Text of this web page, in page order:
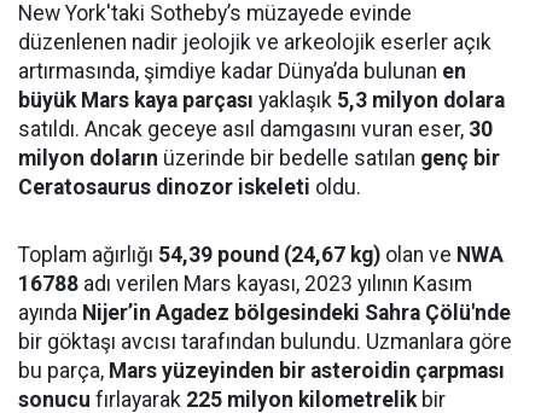
New York'taki Sotheby’s müzayede evinde
düzenlenen nadir jeolojik ve arkeolojik eserler açık
artırmasında, şimdiye kadar Dünya’da bulunan en
büyük Mars kaya parçası yaklaşık 5,3 milyon dolara
satıldı. Ancak geceye asıl damgasını vuran eser, 30
milyon doların üzerinde bir bedelle satılan genç bir
Ceratosaurus dinozor iskeleti oldu.
Toplam ağırlığı 54,39 pound (24,67 kg) olan ve NWA
16788 adı verilen Mars kayası, 2023 yılının Kasım
ayında Nijer’in Agadez bölgesindeki Sahra Çölü'nde
bir göktaşı avcısı tarafından bulundu. Uzmanlara göre
bu parça, Mars yüzeyinden bir asteroidin çarpması
sonucu fırlayarak 225 milyon kilometrelikbir